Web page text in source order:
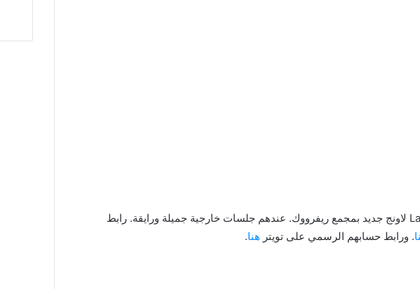
يعتبر لاتيفوليا لاونج Latifolia Lounge لاونج جديد بمجمع ريفرووك. عندهم جلسات خارجية جميلة ورايقة. رابط
. ورابط حسابهم الرسمي على تويتر هنا.